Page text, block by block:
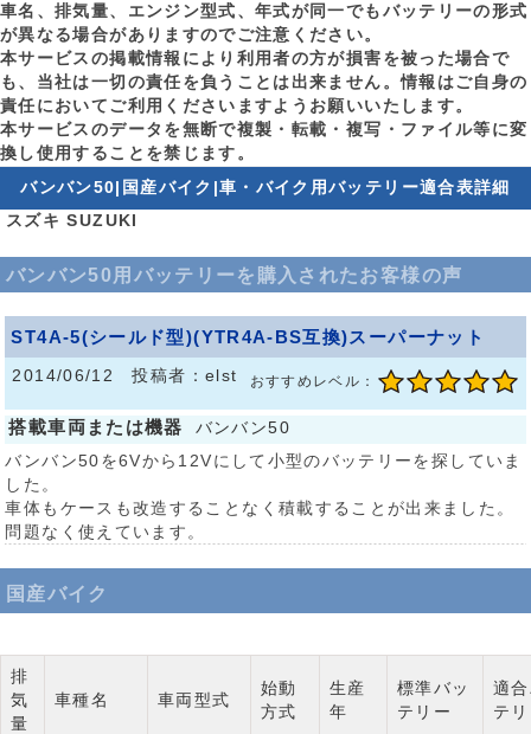
車名、排気量、エンジン型式、年式が同一でもバッテリーの形式
が異なる場合がありますのでご注意ください。
本サービスの掲載情報により利用者の方が損害を被った場合で
も、当社は一切の責任を負うことは出来ません。情報はご自身の
責任においてご利用くださいますようお願いいたします。
本サービスのデータを無断で複製・転載・複写・ファイル等に変
換し使用することを禁じます。
バンバン50|国産バイク|車・バイク用バッテリー適合表詳細
スズキ SUZUKI
バンバン50用バッテリーを購入されたお客様の声
ST4A-5(シールド型)(YTR4A-BS互換)スーパーナット
2014/06/12 投稿者：elst おすすめレベル：
搭載車両または機器
バンバン50
バンバン50を6Vから12Vにして小型のバッテリーを探していま
した。
車体もケースも改造することなく積載することが出来ました。
問題なく使えています。
国産バイク
排
気
量
車種名 車両型式
始動
方式
生産
年
標準バッ
テリー
適
テ